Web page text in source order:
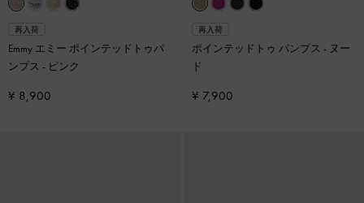
再入荷
Emmy エミー ポインテッドトゥパ
ンプス - ピンク
¥ 8,900
再入荷
ポインテッドトゥ パンプス - ヌー
ド
¥ 7,900